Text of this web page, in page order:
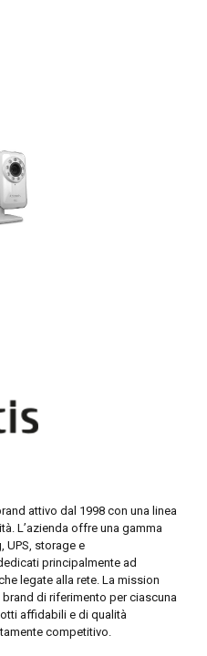
attivo dal 1998 con una linea
L’azienda offre una gamma
UPS, storage e
principalmente ad
legate alla rete. La mission
brand di riferimento per ciascuna
affidabili e di qualità
competitivo.